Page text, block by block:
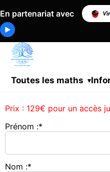
En partenariat avec
▶
Toutes les maths
Prix : 129€ pour un accès
Prénom :*
Nom :*